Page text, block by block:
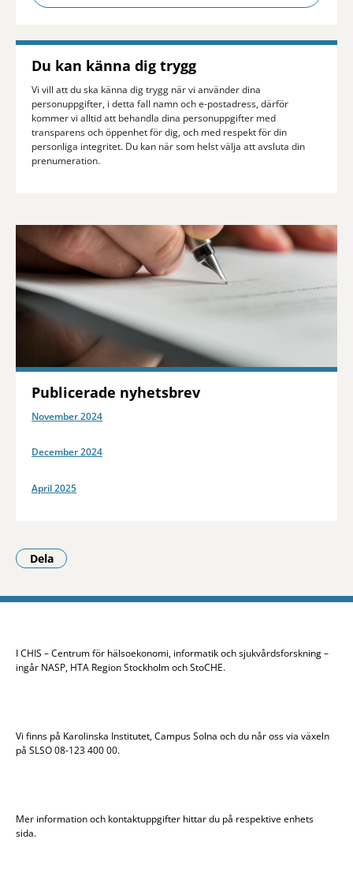
Du kan känna dig trygg
Vi vill att du ska känna dig trygg när vi använder dina
personuppgifter, i detta fall namn och e-postadress, därför
kommer vi alltid att behandla dina personuppgifter med
transparens och öppenhet för dig, och med respekt för din
personliga integritet. Du kan när som helst välja att avsluta din
prenumeration.
Publicerade nyhetsbrev
November 2024
December 2024
April 2025
Dela
- Klicka för att öppna delningsalternativ.
I CHIS – Centrum för hälsoekonomi, informatik och sjukvårdsforskning –
ingår NASP, HTA Region Stockholm och StoCHE.
Vi finns på Karolinska Institutet, Campus Solna och du når oss via växeln
på SLSO 08-123 400 00.
Mer information och kontaktuppgifter hittar du på respektive enhets
sida.